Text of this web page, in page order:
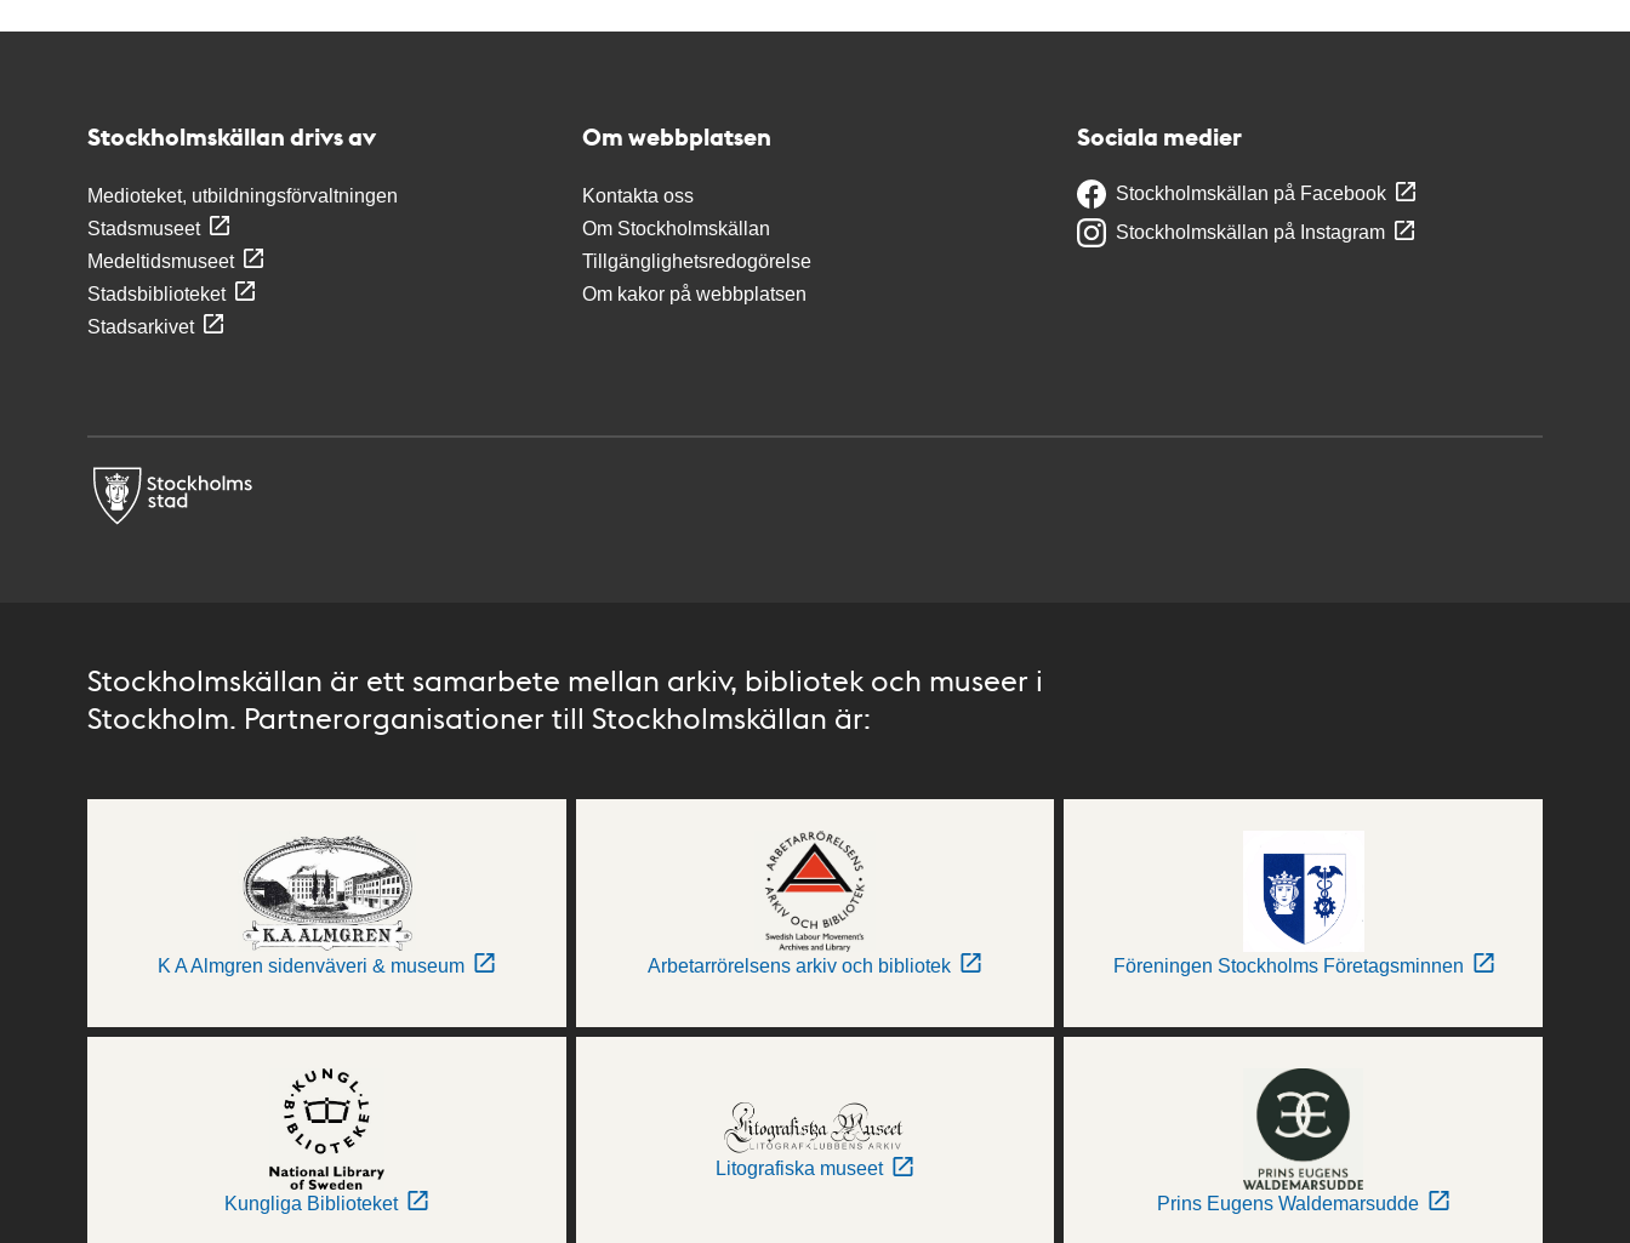
Stockholmskällan drivs av
Medioteket, utbildningsförvaltningen
Stadsmuseet
Medeltidsmuseet
Stadsbiblioteket
Stadsarkivet
Om webbplatsen
Kontakta oss
Om Stockholmskällan
Tillgänglighetsredogörelse
Om kakor på webbplatsen
Sociala medier
Stockholmskällan på Facebook
Stockholmskällan på Instagram
Stockholmskällan är ett samarbete mellan arkiv, bibliotek och museer i
Stockholm. Partnerorganisationer till Stockholmskällan är:
K A Almgren sidenväveri & museum Arbetarrörelsens arkiv och bibliotek Föreningen Stockholms Företagsminnen
Kungliga Biblioteket
Litografiska museet
Prins Eugens Waldemarsudde